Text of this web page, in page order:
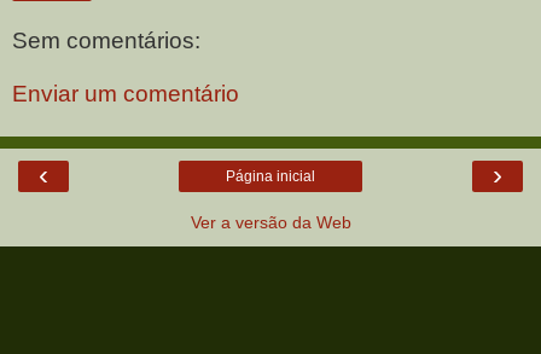
Sem comentários:
Enviar um comentário
‹ ›
Página inicial
Ver a versão da Web